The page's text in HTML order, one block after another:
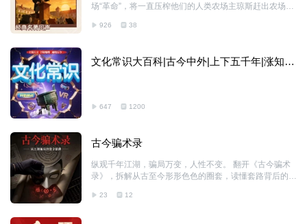
场“革命”，将一直压榨他们的人类农场主琼斯赶出农场，
他们新的动物领袖——猪们，穿上衣服，并篡取了革命的
926 38
文化常识大百科|古今中外|上下五千年|涨知识
647 1200
古今骗术录
纵观千年江湖，骗局万变，人性不变。 翻开《古今骗术
录》，拆解从古至今形形色色的圈套，读懂套路背后的人
23 12